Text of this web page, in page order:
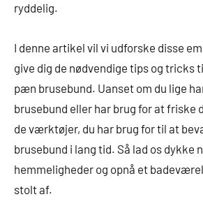
ryddelig.
I denne artikel vil vi udforske disse
give dig de nødvendige tips og tricks
pæn brusebund. Uanset om du lige
brusebund eller har brug for at friske
de værktøjer, du har brug for til at
brusebund i lang tid. Så lad os dykke
hemmeligheder og opnå et
stolt af.